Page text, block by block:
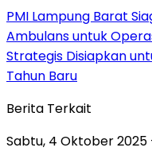
PMI Lampung Barat
Ambulans untuk
Strategis Disiapkan
Tahun Baru
Berita Terkait
Sabtu, 4 Oktober 2025